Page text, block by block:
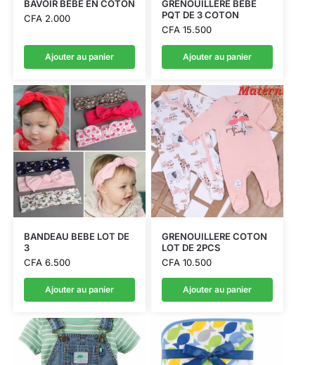
BAVOIR BEBE EN COTON
CFA2.000
Ajouter au panier
GRENOUILLERE BEBE
PQT DE 3 COTON
CFA15.500
Ajouter au panier
BANDEAU BEBE LOT DE
3
CFA6.500
Ajouter au panier
GRENOUILLERE COTON
LOT DE 2PCS
CFA10.500
Ajouter au panier